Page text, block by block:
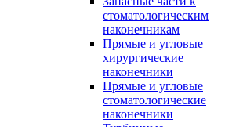
стоматологическим
наконечникам
Прямые и угловые
хирургические
наконечники
Прямые и угловые
стоматологические
наконечники